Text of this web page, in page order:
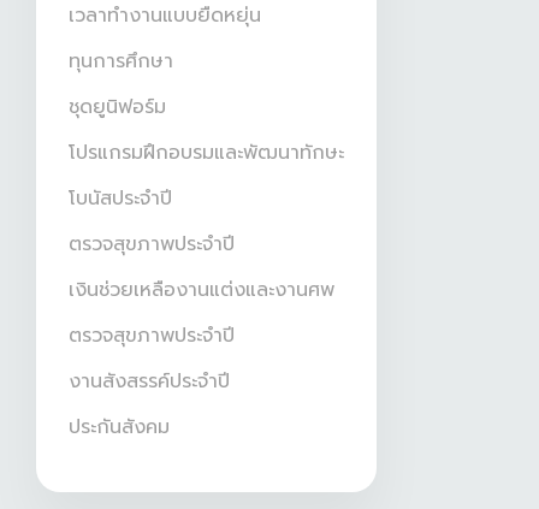
เวลาทำงานแบบยืดหยุ่น
ทุนการศึกษา
ชุดยูนิฟอร์ม
โปรแกรมฝึกอบรมและพัฒนาทักษะ
โบนัสประจำปี
ตรวจสุขภาพประจำปี
เงินช่วยเหลืองานแต่งและงานศพ
ตรวจสุขภาพประจำปี
งานสังสรรค์ประจำปี
ประกันสังคม